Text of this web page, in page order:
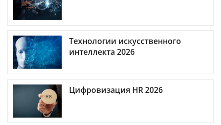
Технологии искусственного
интеллекта 2026
Цифровизация HR 2026